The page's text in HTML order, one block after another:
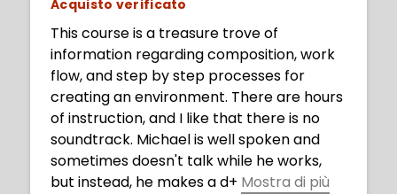
Acquisto verificato
This course is a treasure trove of
information regarding composition, work
flow, and step by step processes for
creating an environment. There are hours
of instruction, and I like that there is no
soundtrack. Michael is well spoken and
sometimes doesn't talk while he works,
but instead, he makes a d+ Mostra di più